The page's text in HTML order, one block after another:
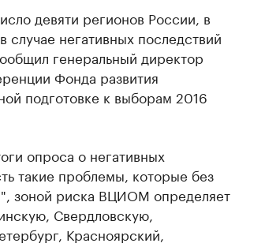
девяти регионов России, в
негативных последствий
генеральный директор
Фонда развития
подготовке к выборам 2016
опроса о негативных
такие проблемы, которые без
зоной риска ВЦИОМ определяет
Свердловскую,
Красноярский,